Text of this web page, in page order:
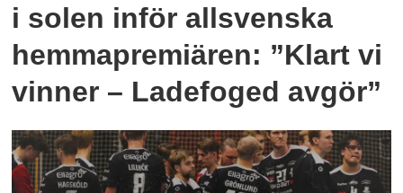
i solen inför allsvenska
hemmapremiären: ”Klart vi
vinner – Ladefoged avgör”